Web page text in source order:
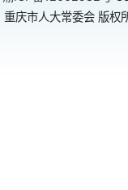
重庆市人大常委会 版